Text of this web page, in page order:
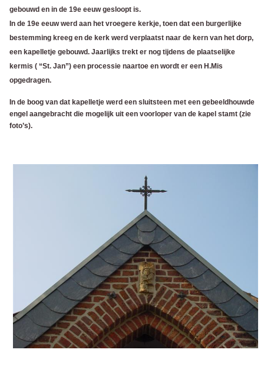
gebouwd en in de 19e eeuw gesloopt is.
In de 19e eeuw werd aan het vroegere kerkje, toen dat een burgerlijke
bestemming kreeg en de kerk werd verplaatst naar de kern van het dorp,
een kapelletje gebouwd. Jaarlijks trekt er nog tijdens de plaatselijke
kermis ( “St. Jan”) een processie naartoe en wordt er een H.Mis
opgedragen.
In de boog van dat kapelletje werd een sluitsteen met een gebeeldhouwde
engel aangebracht die mogelijk uit een voorloper van de kapel stamt (zie
foto’s).